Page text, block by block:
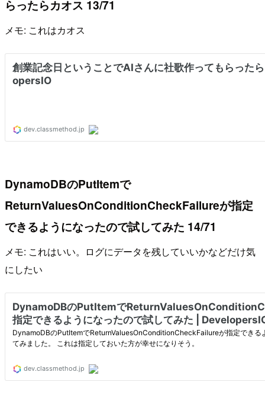
らったらカオス 13/71
メモ: これはカオス
DynamoDBのPutItemで
ReturnValuesOnConditionCheckFailureが指定
できるようになったので試してみた 14/71
メモ: これはいい。ログにデータを残していいかなどだけ気
にしたい